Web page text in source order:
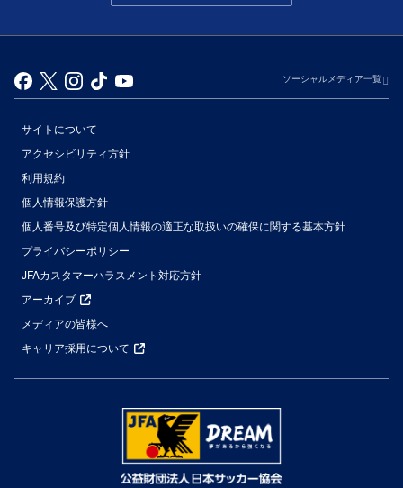
ソーシャルメディア一覧
サイトについて
アクセシビリティ方針
利用規約
個人情報保護方針
個人番号及び特定個人情報の適正な取扱いの確保に関する基本方針
プライバシーポリシー
JFAカスタマーハラスメント対応方針
アーカイブ
メディアの皆様へ
キャリア採用について